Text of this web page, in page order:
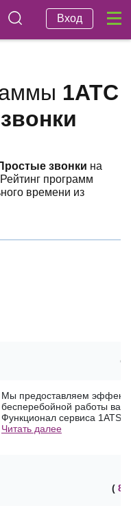
Вход
1АТС
звонки на
программ
времени из
Мы предоставляем
бесперебойной работы
Функционал сервиса 1АТS
Читать далее
( 8